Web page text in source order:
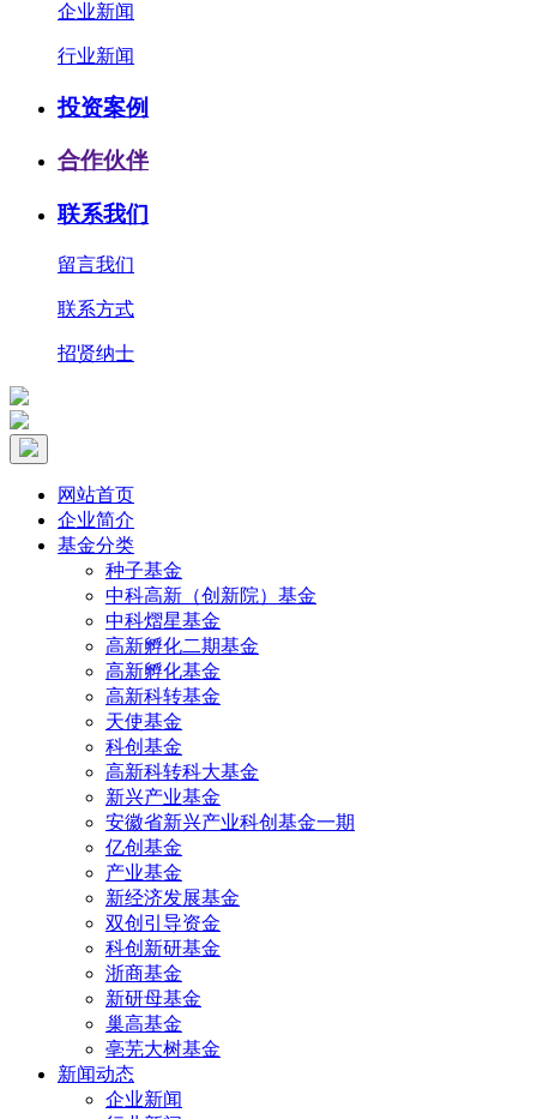
企业新闻
行业新闻
投资案例
合作伙伴
联系我们
留言我们
联系方式
招贤纳士
网站首页
企业简介
基金分类
种子基金
中科高新（创新院）基金
中科熠星基金
高新孵化二期基金
高新孵化基金
高新科转基金
天使基金
科创基金
高新科转科大基金
新兴产业基金
安徽省新兴产业科创基金一期
亿创基金
产业基金
新经济发展基金
双创引导资金
科创新研基金
浙商基金
新研母基金
巢高基金
亳芜大树基金
新闻动态
企业新闻